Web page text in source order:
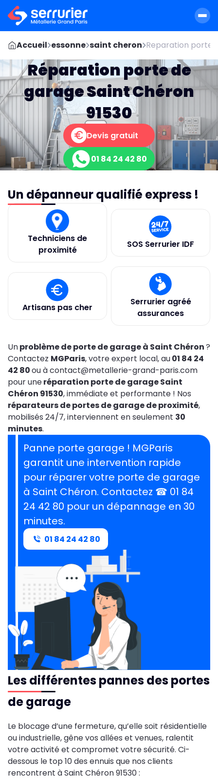
Accueil essonne saint cheron Reparation porte
Réparation porte de
garage Saint Chéron
91530
Devis gratuit
01 84 24 42 80
Un dépanneur qualifié express !
Techniciens de
proximité
SOS Serrurier IDF
Artisans pas cher
Serrurier agréé
assurances
Unproblème de porte de garage à Saint Chéron?
Contactez MGParis, votre expert local, au01 84 24
42 80ou à contact@metallerie-grand-paris.com
pour uneréparation porte de garage Saint
Chéron 91530, immédiate et performante ! Nos
réparateurs de portes de garage de proximité,
mobilisés 24/7, interviennent en seulement 30
minutes.
Panne porte garage ! MGParis
garantit une intervention rapide
pour réparer votre porte de garage
à Saint Chéron. Contactez ☎ 01 84
24 42 80 pour un dépannage en 30
minutes.
01 84 24 42 80
Les différentes pannes des portes
de garage
Le blocage d’une fermeture, qu’elle soit résidentielle
ou industrielle, gêne vos allées et venues, ralentit
votre activité et compromet votre sécurité. Ci-
dessous le top 10 des ennuis que nos clients
rencontrent à Saint Chéron 91530 :